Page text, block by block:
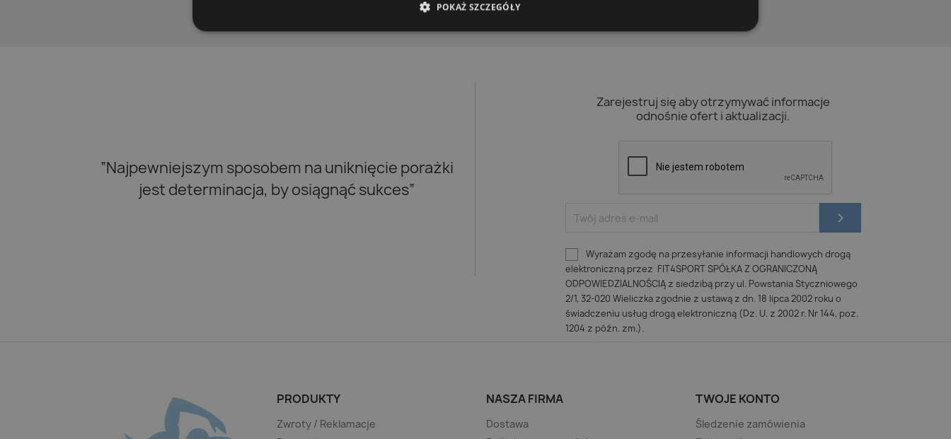
“Najpewniejszym sposobem na uniknięcie porażki
jest determinacja, by osiągnąć sukces”
Zarejestruj się aby otrzymywać informacje
odnośnie ofert i aktualizacji.
Wyrażam zgodę na przesyłanie informacji handlowych drogą
elektroniczną przez FIT4SPORT SPÓŁKA Z OGRANICZONĄ
ODPOWIEDZIALNOŚCIĄ z siedzibą przy ul. Powstania Styczniowego
2/1, 32-020 Wieliczka zgodnie z ustawą z dn. 18 lipca 2002 roku o
świadczeniu usług drogą elektroniczną (Dz. U. z 2002 r. Nr 144, poz.
1204 z późn. zm.).
PRODUKTY
Zwroty / Reklamacje
NASZA FIRMA
Dostawa
TWOJE KONTO
Śledzenie zamówienia
POKAŻ SZCZEGÓŁY